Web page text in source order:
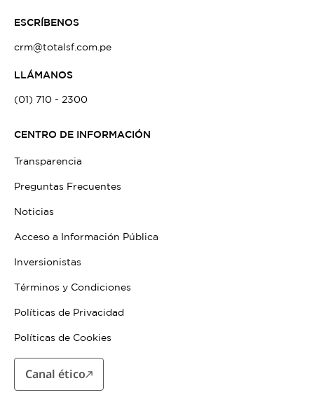
ESCRÍBENOS
crm@totalsf.com.pe
LLÁMANOS
(01) 710 - 2300
CENTRO DE INFORMACIÓN
Transparencia
Preguntas Frecuentes
Noticias
Acceso a Información Pública
Inversionistas
Términos y Condiciones
Políticas de Privacidad
Políticas de Cookies
Canal ético